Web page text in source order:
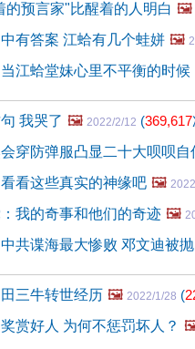
的预言家"比醒着的人明白 🖼️
有答案 江蛤有几个蛙姘 🖼️
江蛤堂妹心里不平衡的时候
我哭了 🖼️ 2022/2/12 (369,617
穿防弹服凸显二十大呗呗自
看这些真实的神缘吧 🖼️
我的奇事和他们的奇迹 🖼️
共谍海最大惨败 邓文迪被
三牛转世经历 🖼️ 2022/1/28 (
奖赏好人 为何不惩罚坏人？